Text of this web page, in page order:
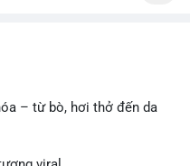
– từ bò, hơi thở đến da